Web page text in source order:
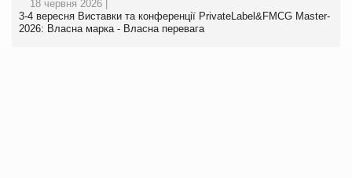
18 червня 2026 |
3-4 вересня Виставки та конференції PrivateLabel&FMCG Master-
2026: Власна марка - Власна перевага